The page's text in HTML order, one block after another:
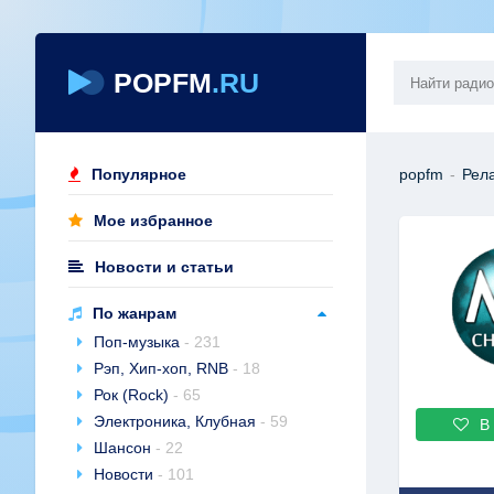
POPFM.RU
Популярное
Мое избранное
Новости и статьи
По жанрам
Поп-музыка - 231
Рэп, Хип-хоп, RNB - 18
Рок (Rock) - 65
Электроника, Клубная - 59
Шансон - 22
Новости - 101
popfm -
В